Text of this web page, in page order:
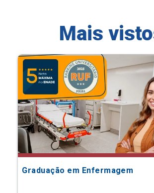
Mais
Graduação em Enfermagem